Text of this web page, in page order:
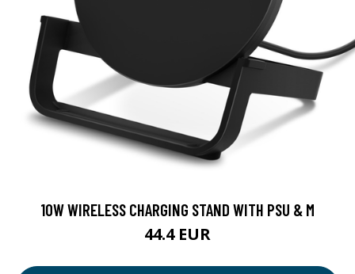
10W WIRELESS CHARGING STAND WITH PSU & M
44.4 EUR